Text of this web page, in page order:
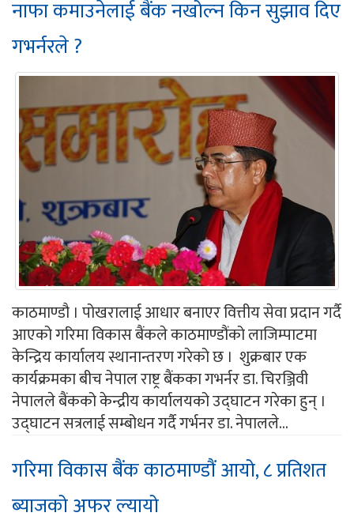
नाफा कमाउनेलाई बैंक नखोल्न किन सुझाव दिए
गभर्नरले ?
काठमाण्डौ । पोखरालाई आधार बनाएर वित्तीय सेवा प्रदान गर्दै
आएको गरिमा विकास बैंकले काठमाण्डौंको लाजिम्पाटमा
केन्द्रिय कार्यालय स्थानान्तरण गरेको छ । शुक्रबार एक
कार्यक्रमका बीच नेपाल राष्ट्र बैंकका गभर्नर डा. चिरञ्जिवी
नेपालले बैंकको केन्द्रीय कार्यालयको उद्घाटन गरेका हुन् ।
उद्घाटन सत्रलाई सम्बोधन गर्दै गर्भनर डा. नेपालले...
गरिमा विकास बैंक काठमाण्डौं आयो, ८ प्रतिशत
ब्याजको अफर ल्यायो